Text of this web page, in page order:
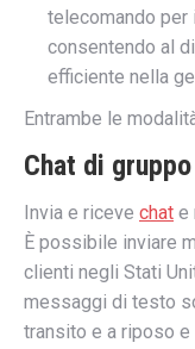
telecomando per
consentendo al
efficiente nella
Entrambe le
Chat di
Invia e riceve chat e
È possibile inviare
clienti negli Stati
messaggi di testo
transito e a riposo